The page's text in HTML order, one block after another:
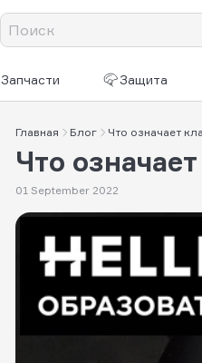
Запчасти Защита
Главная Блог Что означает
Что
01 September 2022